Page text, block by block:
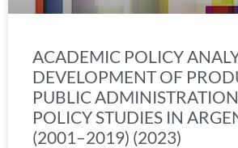
ACADEMIC POLICY
DEVELOPMENT OF
PUBLIC
POLICY STUDIES IN
(2001–2019) (2023)